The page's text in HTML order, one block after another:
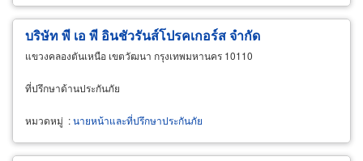
บริษัท พี เอ พี อินชัวรันส์โปรคเกอร์ส จำกัด
แขวงคลองตันเหนือ เขตวัฒนา กรุงเทพมหานคร 10110
ที่ปรึกษาด้านประกันภัย
หมวดหมู่ :นายหน้าและที่ปรึกษาประกันภัย